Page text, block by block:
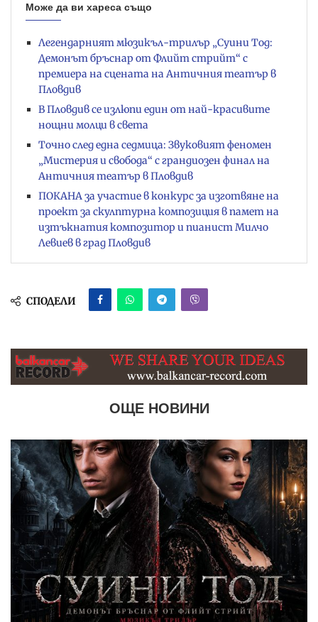
Може да ви хареса също
Легендарният мюзикъл-трилър „Суини Тод:
Демонът бръснар от Флийт стрийт“ с
премиера на сцената на Античния театър в
Пловдив
В Пловдив се излюпи един от най-красивите
нощни молци в света
Точно след една седмица: Звуковият феномен
„Мистерия и свобода“ с грандиозен финал на
Античния театър в Пловдив
ПОКАНА за участие в конкурс за изготвяне на
проект за скулптурна композиция в памет на
изтъкнатия композитор и пианист Милчо
Левиев в град Пловдив
СПОДЕЛИ
ОЩЕ НОВИНИ